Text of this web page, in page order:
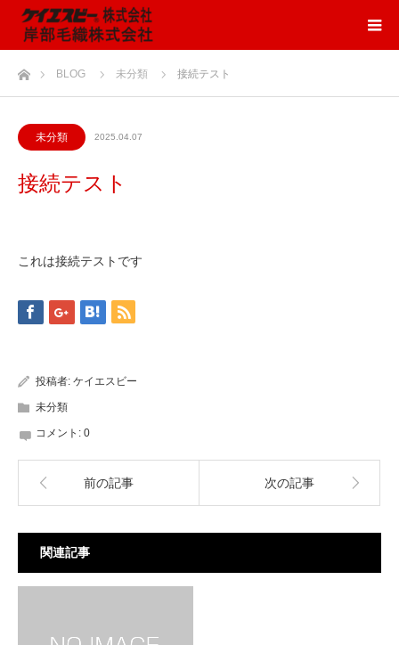
ホームBLOG 未分類 接続テスト
未分類 2025.04.07
接続テスト
これは接続テストです
投稿者: ケイエスビー
未分類
コメント: 0
前の記事 次の記事
関連記事